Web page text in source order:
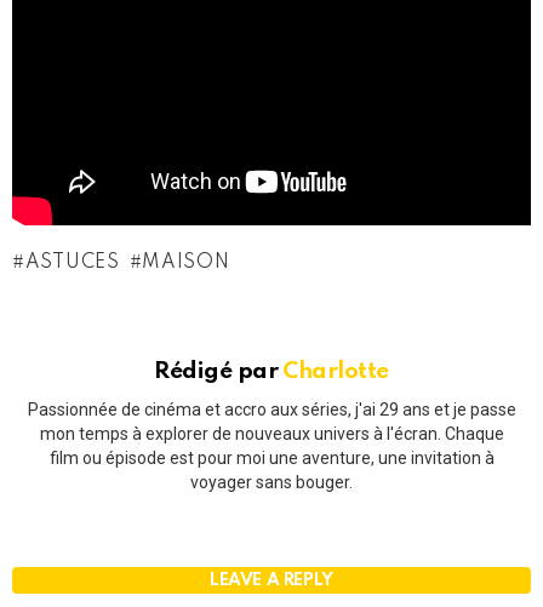
ASTUCES MAISON
Rédigé par Charlotte
Passionnée de cinéma et accro aux séries, j'ai 29 ans et je passe
mon temps à explorer de nouveaux univers à l'écran. Chaque
film ou épisode est pour moi une aventure, une invitation à
voyager sans bouger.
LEAVE A REPLY